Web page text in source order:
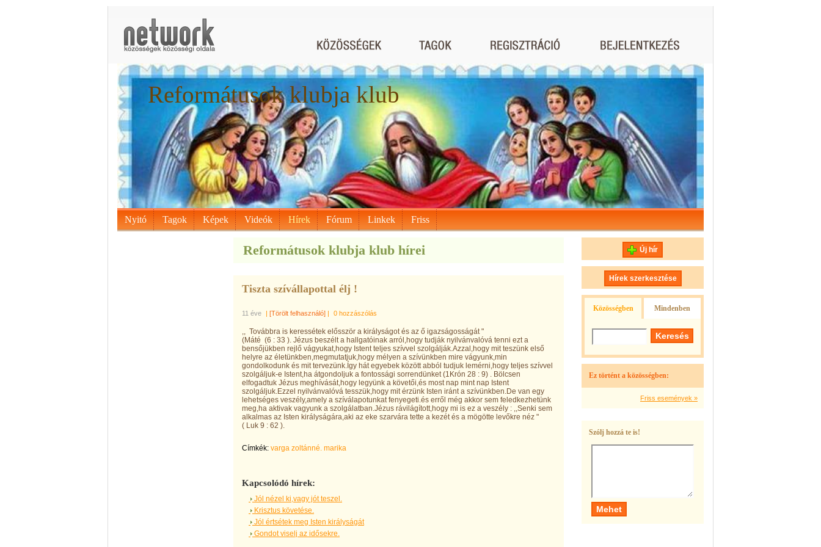
Reformátusok klubja klub
Nyitó Tagok Képek Videók Hírek Fórum Linkek Friss
Reformátusok klubja klub hírei
Tiszta szívállapottal élj !
11 éve | [Törölt felhasználó] | 0 hozzászólás
,, Továbbra is keressétek elősször a királyságot és az ő igazságosságát "
(Máté (6 : 33 ). Jézus beszélt a hallgatóinak arról,hogy tudják nyilvánvalóvá tenni ezt a
bensőjükben rejlő vágyukat,hogy Istent teljes szívvel szolgálják.Azzal,hogy mit teszünk első
helyre az életünkben,megmutatjuk,hogy mélyen a szívünkben mire vágyunk,min
gondolkodunk és mit tervezünk.Így hát egyebek között abból tudjuk lemérni,hogy teljes szívvel
szolgáljuk-e Istent,ha átgondoljuk a fontossági sorrendünket (1Krón 28 : 9) . Bölcsen
elfogadtuk Jézus meghívását,hogy legyünk a követői,és most nap mint nap Istent
szolgáljuk.Ezzel nyilvánvalóvá tesszük,hogy mit érzünk Isten iránt a szívünkben.De van egy
lehetséges veszély,amely a szíválapotunkat fenyegeti.és erről még akkor sem feledkezhetünk
meg,ha aktivak vagyunk a szolgálatban.Jézus rávilágított,hogy mi is ez a veszély : ,,Senki sem
alkalmas az Isten királyságára,aki az eke szarvára tette a kezét és a mögötte levőkre néz "
( Luk 9 : 62 ).
Címkék: varga zoltánné. marika
Kapcsolódó hírek:
Jól nézel ki,vagy jót teszel.
Krisztus követése.
Jól értsétek meg Isten királyságát
Gondot viselj az idősekre.
Új hír
Hírek szerkesztése
Közösségben Mindenben
Ez történt a közösségben:
Friss események »
Szólj hozzá te is!